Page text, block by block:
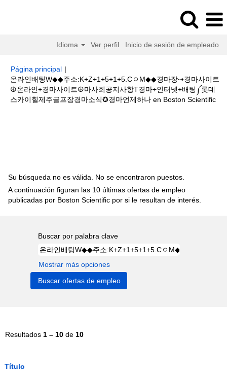
Idioma Ver perfil Inicio de sesión de empleado
Página principal |
온라인배팅W◆◆주소:K+Z+1+5+1+5.CㅇM◆◆경마장⇢경마사이트
☮온라인+경마사이트☮마사회공지사항T경마+인터넷+배팅༼롯데
스카이힐제주골프장경마소식✪경마언제하나 en Boston Scientific
Su búsqueda no es válida. No se encontraron puestos.
A continuación figuran las 10 últimas ofertas de empleo
publicadas por Boston Scientific por si le resultan de interés.
Buscar por palabra clave
Mostrar más opciones
Resultados 1 – 10 de 10
Título